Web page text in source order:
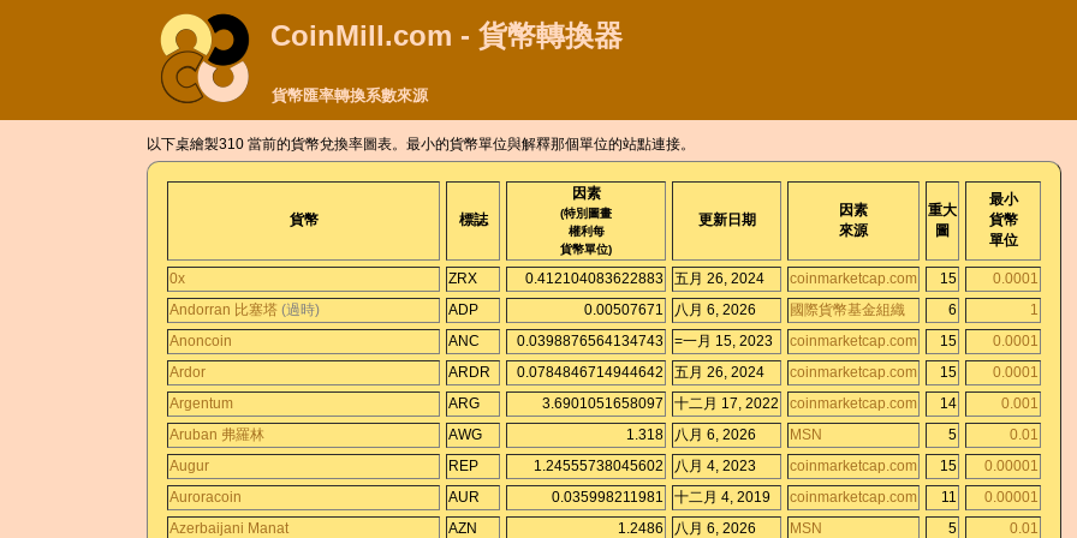
CoinMill.com - 貨幣轉換器
貨幣匯率轉換系數來源
以下桌繪製310 當前的貨幣兌換率圖表。最小的貨幣單位與解釋那個單位的站點連接。
貨幣 標誌
因素
(特別圖畫
權利每
貨幣單位)
更新日期
因素
來源
重大
圖
最小
貨幣
單位
0x ZRX 0.412104083622883 五月 26, 2024 coinmarketcap.com 15
0.0001
Andorran 比塞塔 (過時) ADP 0.00507671 八月 6, 2026 國際貨幣基金組織 6
1
Anoncoin
ANC 0.0398876564134743 =一月 15, 2023 coinmarketcap.com 15
0.0001
Ardor
ARDR 0.0784846714944642 五月 26, 2024 coinmarketcap.com 15
0.0001
Argentum
ARG 3.6901051658097 十二月 17, 2022 coinmarketcap.com 14
0.001
Aruban 弗羅林
AWG 1.318 八月 6, 2026 MSN 5
0.01
Augur
REP 1.24555738045602 八月 4, 2023 coinmarketcap.com 15
0.00001
Auroracoin
AUR 0.035998211981 十二月 4, 2019 coinmarketcap.com 11
0.00001
Azerbaijani Manat
AZN 1.2486 八月 6, 2026 MSN 5
0.01